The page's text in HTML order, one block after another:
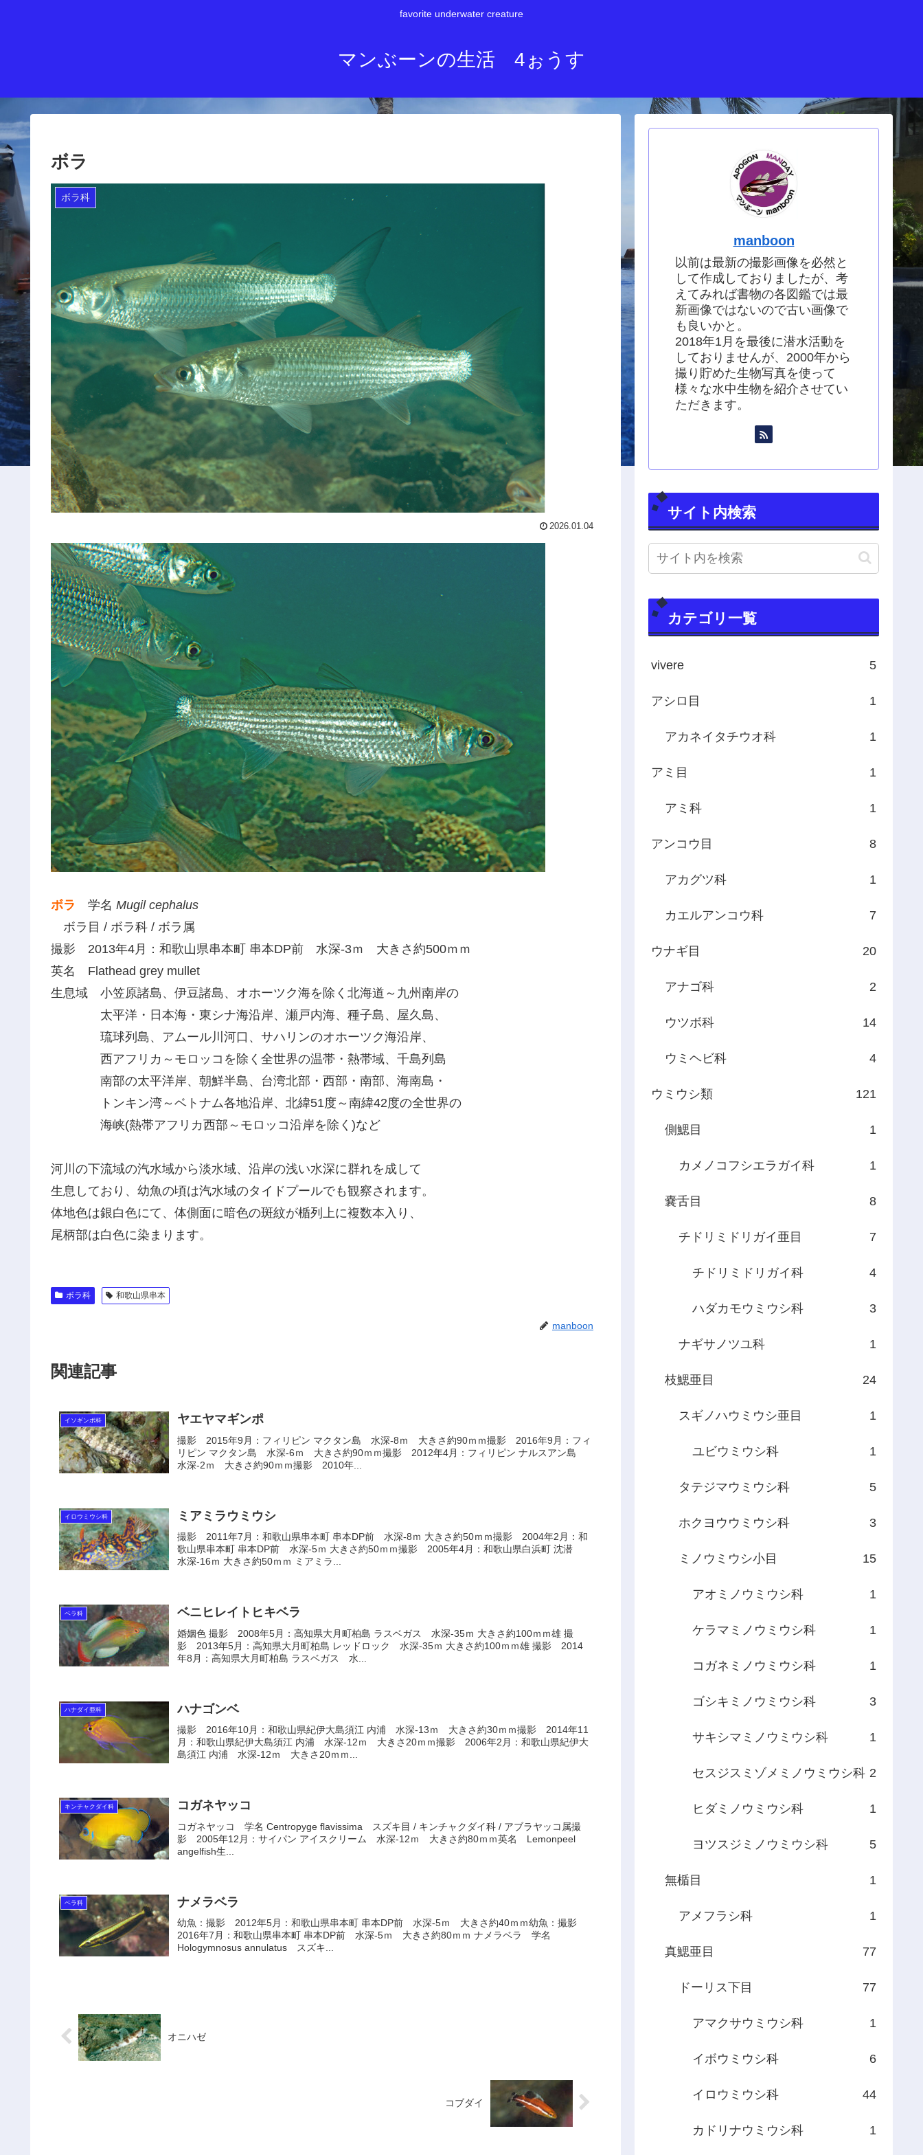
favorite underwater creature
マンぶーンの生活 4ぉうす
ボラ
ボラ科
2026.01.04
ボラ 学名 Mugil cephalus
ボラ目 / ボラ科 / ボラ属
撮影 2013年4月：和歌山県串本町 串本DP前 水深-3ｍ 大きさ約500ｍｍ
英名 Flathead grey mullet
生息域 小笠原諸島、伊豆諸島、オホーツク海を除く北海道～九州南岸の
太平洋・日本海・東シナ海沿岸、瀬戸内海、種子島、屋久島、
琉球列島、アムール川河口、サハリンのオホーツク海沿岸、
西アフリカ～モロッコを除く全世界の温帯・熱帯域、千島列島
南部の太平洋岸、朝鮮半島、台湾北部・西部・南部、海南島・
トンキン湾～ベトナム各地沿岸、北緯51度～南緯42度の全世界の
海峡(熱帯アフリカ西部～モロッコ沿岸を除く)など
河川の下流域の汽水域から淡水域、沿岸の浅い水深に群れを成して
生息しており、幼魚の頃は汽水域のタイドプールでも観察されます。
体地色は銀白色にて、体側面に暗色の斑紋が楯列上に複数本入り、
尾柄部は白色に染まります。
ボラ科 和歌山県串本
manboon
関連記事
イソギンポ科 ヤエヤマギンポ
撮影 2015年9月：フィリピン マクタン島 水深-8ｍ 大きさ約90ｍｍ撮影 2016年9月：フィ
リピン マクタン島 水深-6ｍ 大きさ約90ｍｍ撮影 2012年4月：フィリピン ナルスアン島
水深-2ｍ 大きさ約90ｍｍ撮影 2010年...
イロウミウシ科 ミアミラウミウシ
撮影 2011年7月：和歌山県串本町 串本DP前 水深-8ｍ 大きさ約50ｍｍ撮影 2004年2月：和
歌山県串本町 串本DP前 水深-5ｍ 大きさ約50ｍｍ撮影 2005年4月：和歌山県白浜町 沈潜
水深-16ｍ 大きさ約50ｍｍ ミアミラ...
ベラ科 ベニヒレイトヒキベラ
婚姻色 撮影 2008年5月：高知県大月町柏島 ラスベガス 水深-35ｍ 大きさ約100ｍｍ雄 撮
影 2013年5月：高知県大月町柏島 レッドロック 水深-35ｍ 大きさ約100ｍｍ雄 撮影 2014
年8月：高知県大月町柏島 ラスベガス 水...
ハナダイ亜科 ハナゴンベ
撮影 2016年10月：和歌山県紀伊大島須江 内浦 水深-13ｍ 大きさ約30ｍｍ撮影 2014年11
月：和歌山県紀伊大島須江 内浦 水深-12ｍ 大きさ20ｍｍ撮影 2006年2月：和歌山県紀伊大
島須江 内浦 水深-12ｍ 大きさ20ｍｍ...
キンチャクダイ科 コガネヤッコ
コガネヤッコ 学名 Centropyge flavissima スズキ目 / キンチャクダイ科 / アブラヤッコ属撮
影 2005年12月：サイパン アイスクリーム 水深-12ｍ 大きさ約80ｍｍ英名 Lemonpeel
angelfish生...
ベラ科 ナメラベラ
幼魚：撮影 2012年5月：和歌山県串本町 串本DP前 水深-5ｍ 大きさ約40ｍｍ幼魚：撮影
2016年7月：和歌山県串本町 串本DP前 水深-5ｍ 大きさ約80ｍｍ ナメラベラ 学名
Hologymnosus annulatus スズキ...
オニハゼ
コブダイ
manboon
以前は最新の撮影画像を必然と
して作成しておりましたが、考
えてみれば書物の各図鑑では最
新画像ではないので古い画像で
も良いかと。
2018年1月を最後に潜水活動を
しておりませんが、2000年から
撮り貯めた生物写真を使って
様々な水中生物を紹介させてい
ただきます。
サイト内検索
カテゴリ一覧
vivere 5
アシロ目 1
アカネイタチウオ科 1
アミ目 1
アミ科 1
アンコウ目 8
アカグツ科 1
カエルアンコウ科 7
ウナギ目 20
アナゴ科 2
ウツボ科 14
ウミヘビ科 4
ウミウシ類 121
側鰓目 1
カメノコフシエラガイ科 1
嚢舌目 8
チドリミドリガイ亜目 7
チドリミドリガイ科 4
ハダカモウミウシ科 3
ナギサノツユ科 1
枝鰓亜目 24
スギノハウミウシ亜目 1
ユビウミウシ科 1
タテジマウミウシ科 5
ホクヨウウミウシ科 3
ミノウミウシ小目 15
アオミノウミウシ科 1
ケラマミノウミウシ科 1
コガネミノウミウシ科 1
ゴシキミノウミウシ科 3
サキシマミノウミウシ科 1
セスジスミゾメミノウミウシ科 2
ヒダミノウミウシ科 1
ヨツスジミノウミウシ科 5
無楯目 1
アメフラシ科 1
真鰓亜目 77
ドーリス下目 77
アマクサウミウシ科 1
イボウミウシ科 6
イロウミウシ科 44
カドリナウミウシ科 1